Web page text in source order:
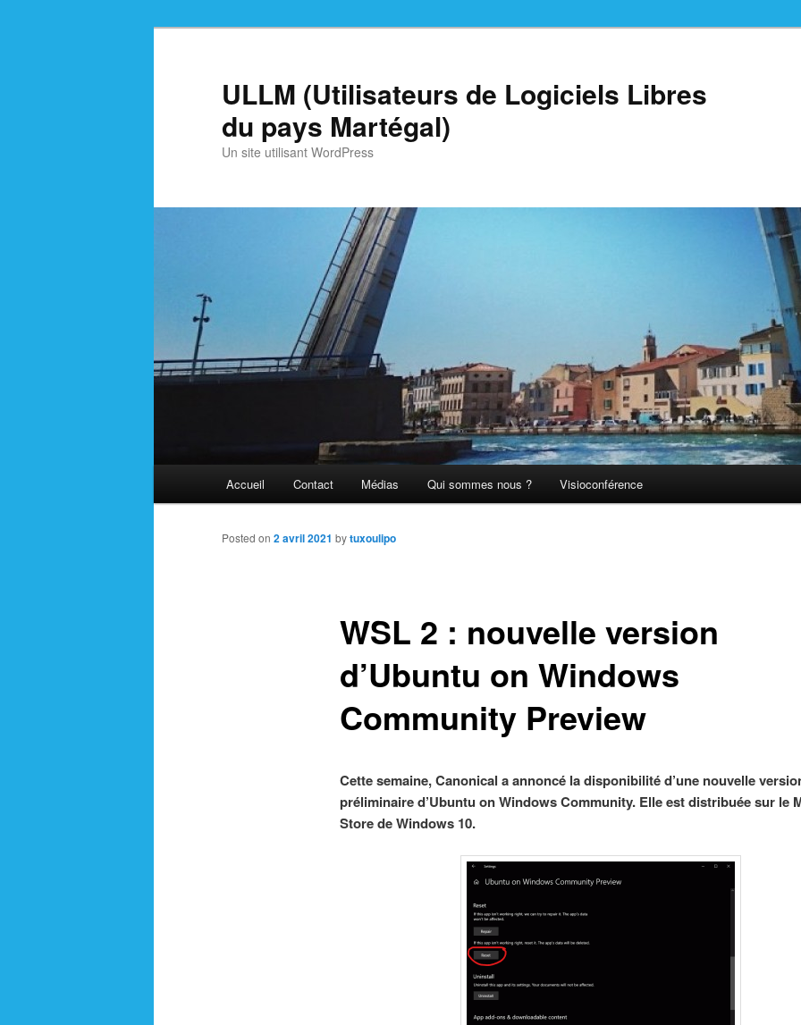
ULLM (Utilisateurs de Logiciels Libres
du pays Martégal)
Un site utilisant WordPress
Accueil Contact Médias Qui sommes nous ? Visioconférence
WSL 2 : nouvelle version
d’Ubuntu on Windows
Community Preview
Posted on 2 avril 2021 bytuxoulipo
Cette semaine, Canonical a annoncé la disponibilité d’une nouvelle
préliminaire d’Ubuntu on Windows Community. Elle est distribuée sur le
Store de Windows 10.